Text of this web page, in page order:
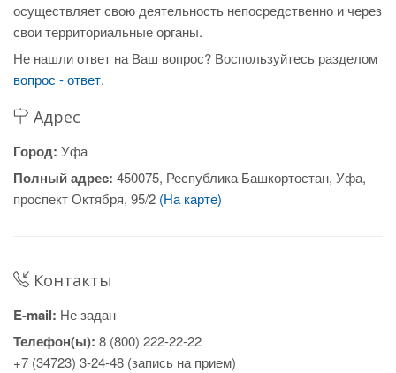
осуществляет свою деятельность непосредственно и через
свои территориальные органы.
Не нашли ответ на Ваш вопрос? Воспользуйтесь разделом
вопрос - ответ.
Адрес
Город: Уфа
Полный адрес: 450075, Республика Башкортостан, Уфа,
проспект Октября, 95/2 (На карте)
Контакты
E-mail: Не задан
Телефон(ы): 8 (800) 222-22-22
+7 (34723) 3-24-48 (запись на прием)